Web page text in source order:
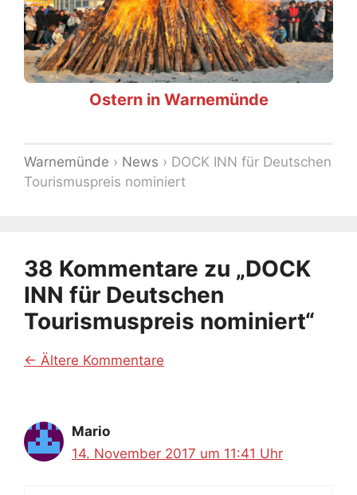
Ostern in Warnemünde
Warnemünde › News › DOCK INN für Deutschen
Tourismuspreis nominiert
38 Kommentare zu „DOCK
INN für Deutschen
Tourismuspreis nominiert“
Kommentarnavigation
← Ältere Kommentare
Mario
14. November 2017 um 11:41 Uhr